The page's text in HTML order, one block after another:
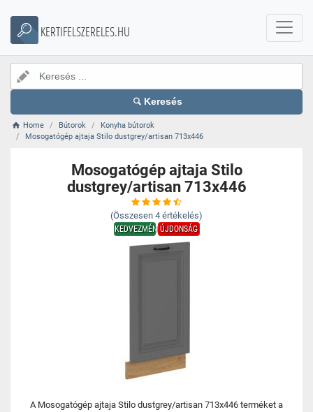
KERTIFELSZERELES.HU
Keresés
Home Bútorok
Konyha bútorok
Mosogatógép ajtaja Stilo dustgrey/artisan 713x446
Mosogatógép ajtaja Stilo
dustgrey/artisan 713x446
(Összesen 4 értékelés)
KEDVEZMÉNYÚJDONSÁG
A Mosogatógép ajtaja Stilo dustgrey/artisan 713x446 terméket a